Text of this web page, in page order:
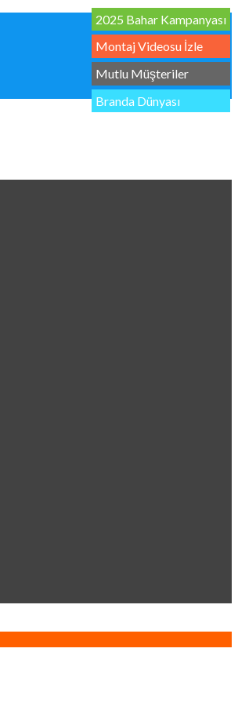
2025 Bahar Kampanyası
Montaj Videosu İzle
Mutlu Müşteriler
Branda Dünyası